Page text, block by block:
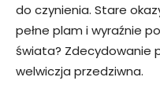
do czynienia. Stare
pełne plam i wyraźnie
świata? Zdecydowanie
welwiczja przedziwna.